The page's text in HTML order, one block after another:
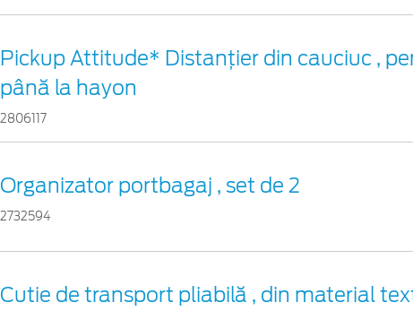
Pickup Attitude* Distanțier din cauciuc ,
până la hayon
2806117
Organizator portbagaj , set de 2
2732594
Cutie de transport pliabilă , din material